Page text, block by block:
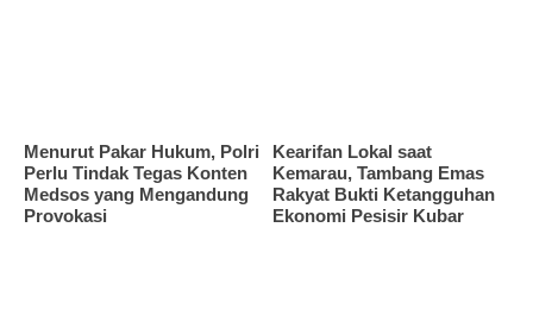
Menurut Pakar Hukum, Polri
Perlu Tindak Tegas Konten
Medsos yang Mengandung
Provokasi
Kearifan Lokal saat
Kemarau, Tambang Emas
Rakyat Bukti Ketangguhan
Ekonomi Pesisir Kubar